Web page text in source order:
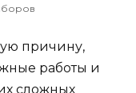
причину,
работы и
сложных